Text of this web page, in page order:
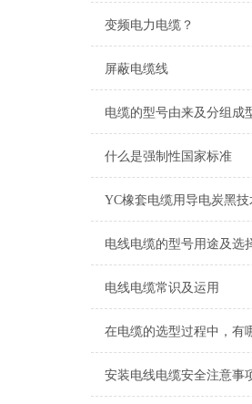
变频电力电缆？
屏蔽电缆线
电缆的型号由来及分组成
什么是强制性国家标准
YC橡套电缆用导电炭黑
电线电缆的型号用途及选
电线电缆常识及运用
安装电线电缆安全注意事